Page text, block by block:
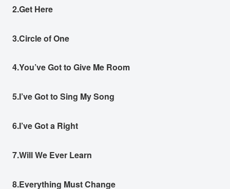
2.Get Here
3.Circle of One
4.You’ve Got to Give Me Room
5.I’ve Got to Sing My Song
6.I’ve Got a Right
7.Will We Ever Learn
8.Everything Must Change